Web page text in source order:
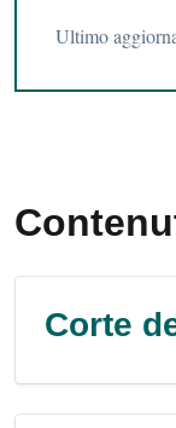
Ultimo
Corte